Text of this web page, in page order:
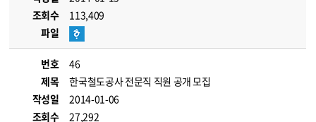
조회수
113,409
파일
번호
46
제목
한국철도공사 전문직 직원 공개 모집
작성일
2014-01-06
조회수
27,292